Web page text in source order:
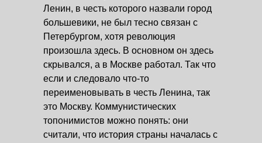
Ленин, в честь которого назвали город
большевики, не был тесно связан с
Петербургом, хотя революция
произошла здесь. В основном он здесь
скрывался, а в Москве работал. Так что
если и следовало что-то
переименовывать в честь Ленина, так
это Москву. Коммунистических
топонимистов можно понять: они
считали, что история страны началась с